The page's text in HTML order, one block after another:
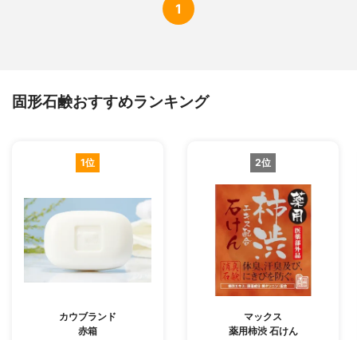
1
固形石鹸おすすめランキング
1位
カウブランド
赤箱
2位
マックス
薬用柿渋 石けん